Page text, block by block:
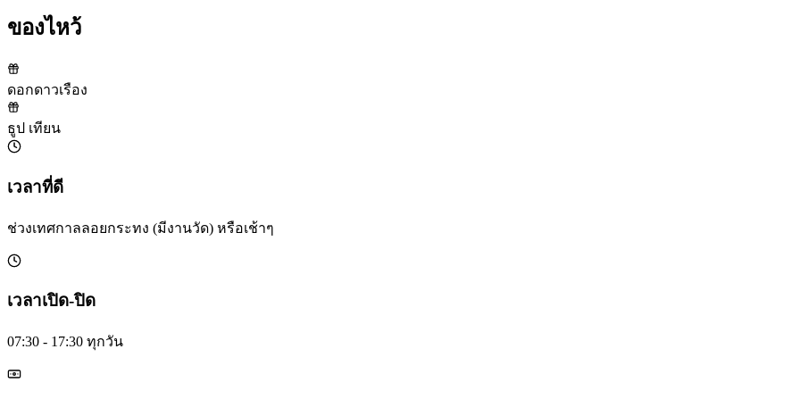
ของไหว้
ดอกดาวเรือง
ธูป เทียน
เวลาที่ดี
ช่วงเทศกาลลอยกระทง (มีงานวัด) หรือเช้าๆ
เวลาเปิด-ปิด
07:30 - 17:30 ทุกวัน